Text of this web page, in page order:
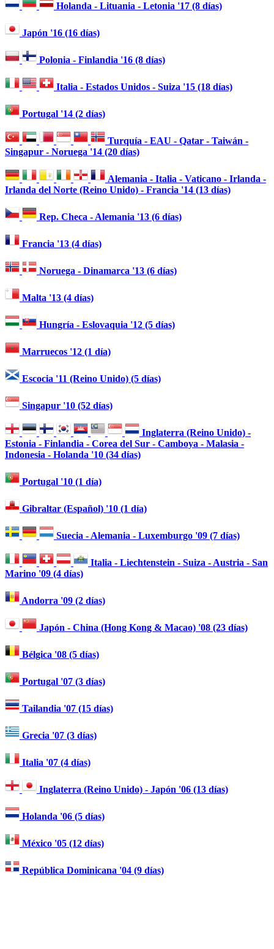
Holanda - Lituania - Letonia '17 (8 días)
Japón '16 (16 días)
Polonia - Finlandia '16 (8 días)
Italia - Estados Unidos - Suiza '15 (18 días)
Portugal '14 (2 días)
Turquía - EAU - Qatar - Taiwán -
Singapur - Noruega '14 (20 días)
Alemania - Italia - Vaticano - Irlanda -
Irlanda del Norte (Reino Unido) - Francia '14 (13 días)
Rep. Checa - Alemania '13 (6 días)
Francia '13 (4 días)
Noruega - Dinamarca '13 (6 días)
Malta '13 (4 días)
Hungría - Eslovaquia '12 (5 días)
Marruecos '12 (1 día)
Escocia '11 (Reino Unido) (5 días)
Singapur '10 (52 días)
Inglaterra (Reino Unido) -
Estonia - Finlandia - Corea del Sur - Camboya - Malasia -
Indonesia - Holanda '10 (34 días)
Portugal '10 (1 día)
Gibraltar (Español) '10 (1 día)
Suecia - Alemania - Luxemburgo '09 (7 días)
Italia - Liechtenstein - Suiza - Austria - San
Marino '09 (4 días)
Andorra '09 (2 días)
Japón - China (Hong Kong & Macao) '08 (23 días)
Bélgica '08 (5 días)
Portugal '07 (3 días)
Tailandia '07 (15 días)
Grecia '07 (3 días)
Italia '07 (4 días)
Inglaterra (Reino Unido) - Japón '06 (13 días)
Holanda '06 (5 días)
México '05 (12 días)
República Dominicana '04 (9 días)